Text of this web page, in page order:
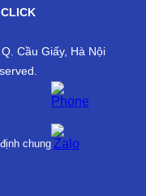
Cầu Giấy, Hà Nội
chung